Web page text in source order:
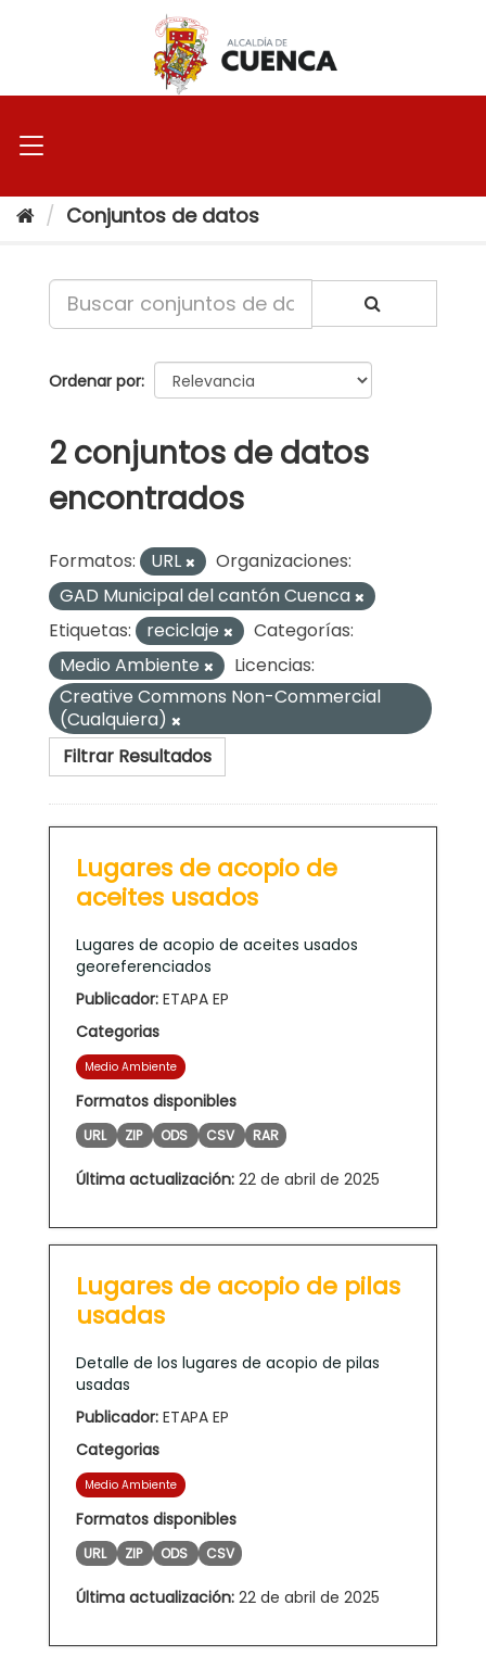
Conjuntos de datos
Ordenar por
2 conjuntos de datos
encontrados
Formatos: URL
Organizaciones:
GAD Municipal del cantón Cuenca
Etiquetas:
reciclaje
Categorías:
Medio Ambiente
Licencias:
Creative Commons Non-Commercial
(Cualquiera)
Filtrar Resultados
Lugares de acopio de
aceites usados
Lugares de acopio de aceites usados
georeferenciados
Publicador: ETAPA EP
Categorias
Medio Ambiente
Formatos disponibles
URL ZIP ODS CSV RAR
Última actualización: 22 de abril de 2025
Lugares de acopio de pilas
usadas
Detalle de los lugares de acopio de pilas
usadas
Publicador: ETAPA EP
Categorias
Medio Ambiente
Formatos disponibles
URL ZIP ODS CSV
Última actualización: 22 de abril de 2025